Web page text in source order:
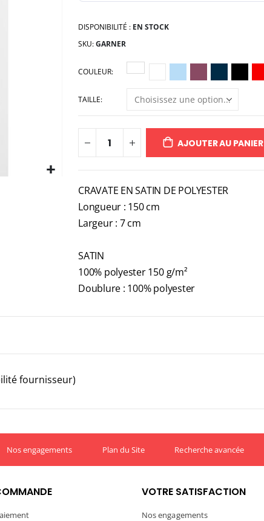
DISPONIBILITÉ : EN STOCK
SKU GARNER
COULEUR
TAILLE
AJOUTER AU PANIER
CRAVATE EN SATIN DE POLYESTER
Longueur : 150 cm
Largeur : 7 cm
SATIN
100% polyester 150 g/m²
Doublure : 100% polyester
fournisseur)
Nos engagements Plan du Site Recherche avancée
VOTRE SATISFACTION
Nos engagements